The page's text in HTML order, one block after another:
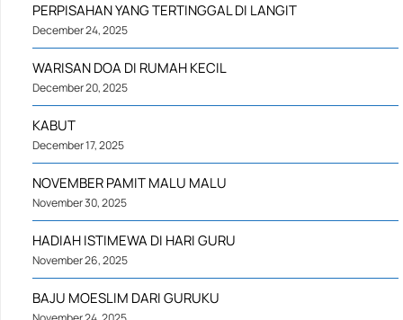
PERPISAHAN YANG TERTINGGAL DI LANGIT
December 24, 2025
WARISAN DOA DI RUMAH KECIL
December 20, 2025
KABUT
December 17, 2025
NOVEMBER PAMIT MALU MALU
November 30, 2025
HADIAH ISTIMEWA DI HARI GURU
November 26, 2025
BAJU MOESLIM DARI GURUKU